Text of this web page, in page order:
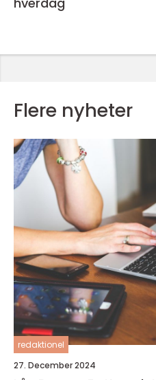
Flere nyheter
redaktionel
27. December 2024